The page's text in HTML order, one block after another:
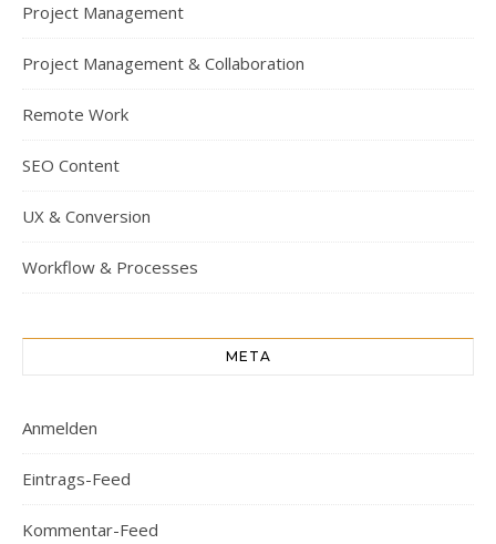
Project Management
Project Management & Collaboration
Remote Work
SEO Content
UX & Conversion
Workflow & Processes
META
Anmelden
Eintrags-Feed
Kommentar-Feed